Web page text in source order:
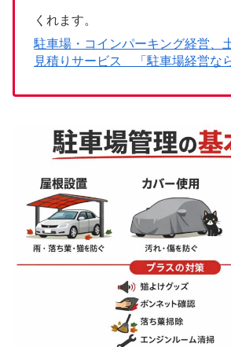
くれます。
駐車場・コインパーキング経営、
見積りサービス 「駐車場経営な